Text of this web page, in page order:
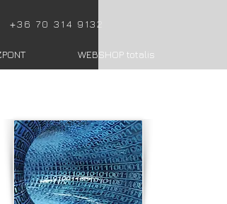
+36 70 314 9132
WEBSHOP totalis